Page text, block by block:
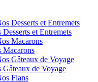
Desserts et Entremets
Macarons
Gâteaux de Voyage